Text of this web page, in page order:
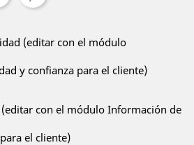
(editar con el módulo
y confianza para el cliente)
con el módulo Información de
el cliente)